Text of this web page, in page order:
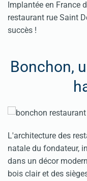
Implantée en France
restaurant rue Saint
succès !
Bonchon,
L'architecture des
natale du fondateur,
dans un décor
bois clair et des